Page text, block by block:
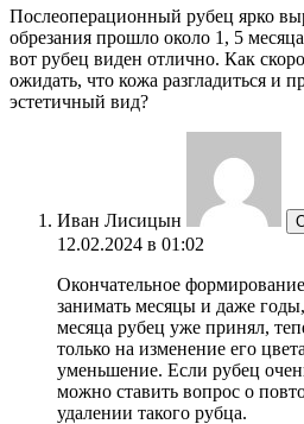
Послеоперационный рубец ярко
обрезания прошло около 1, 5
вот рубец виден отлично. Как
ожидать, что кожа разгладиться и
эстетичный вид?
Иван Лисицын
12.02.2024 в 01:02
Окончательное
занимать месяцы и даже
месяца рубец уже принял,
только на изменение его
уменьшение. Если рубец
можно ставить вопрос о
удалении такого рубца.